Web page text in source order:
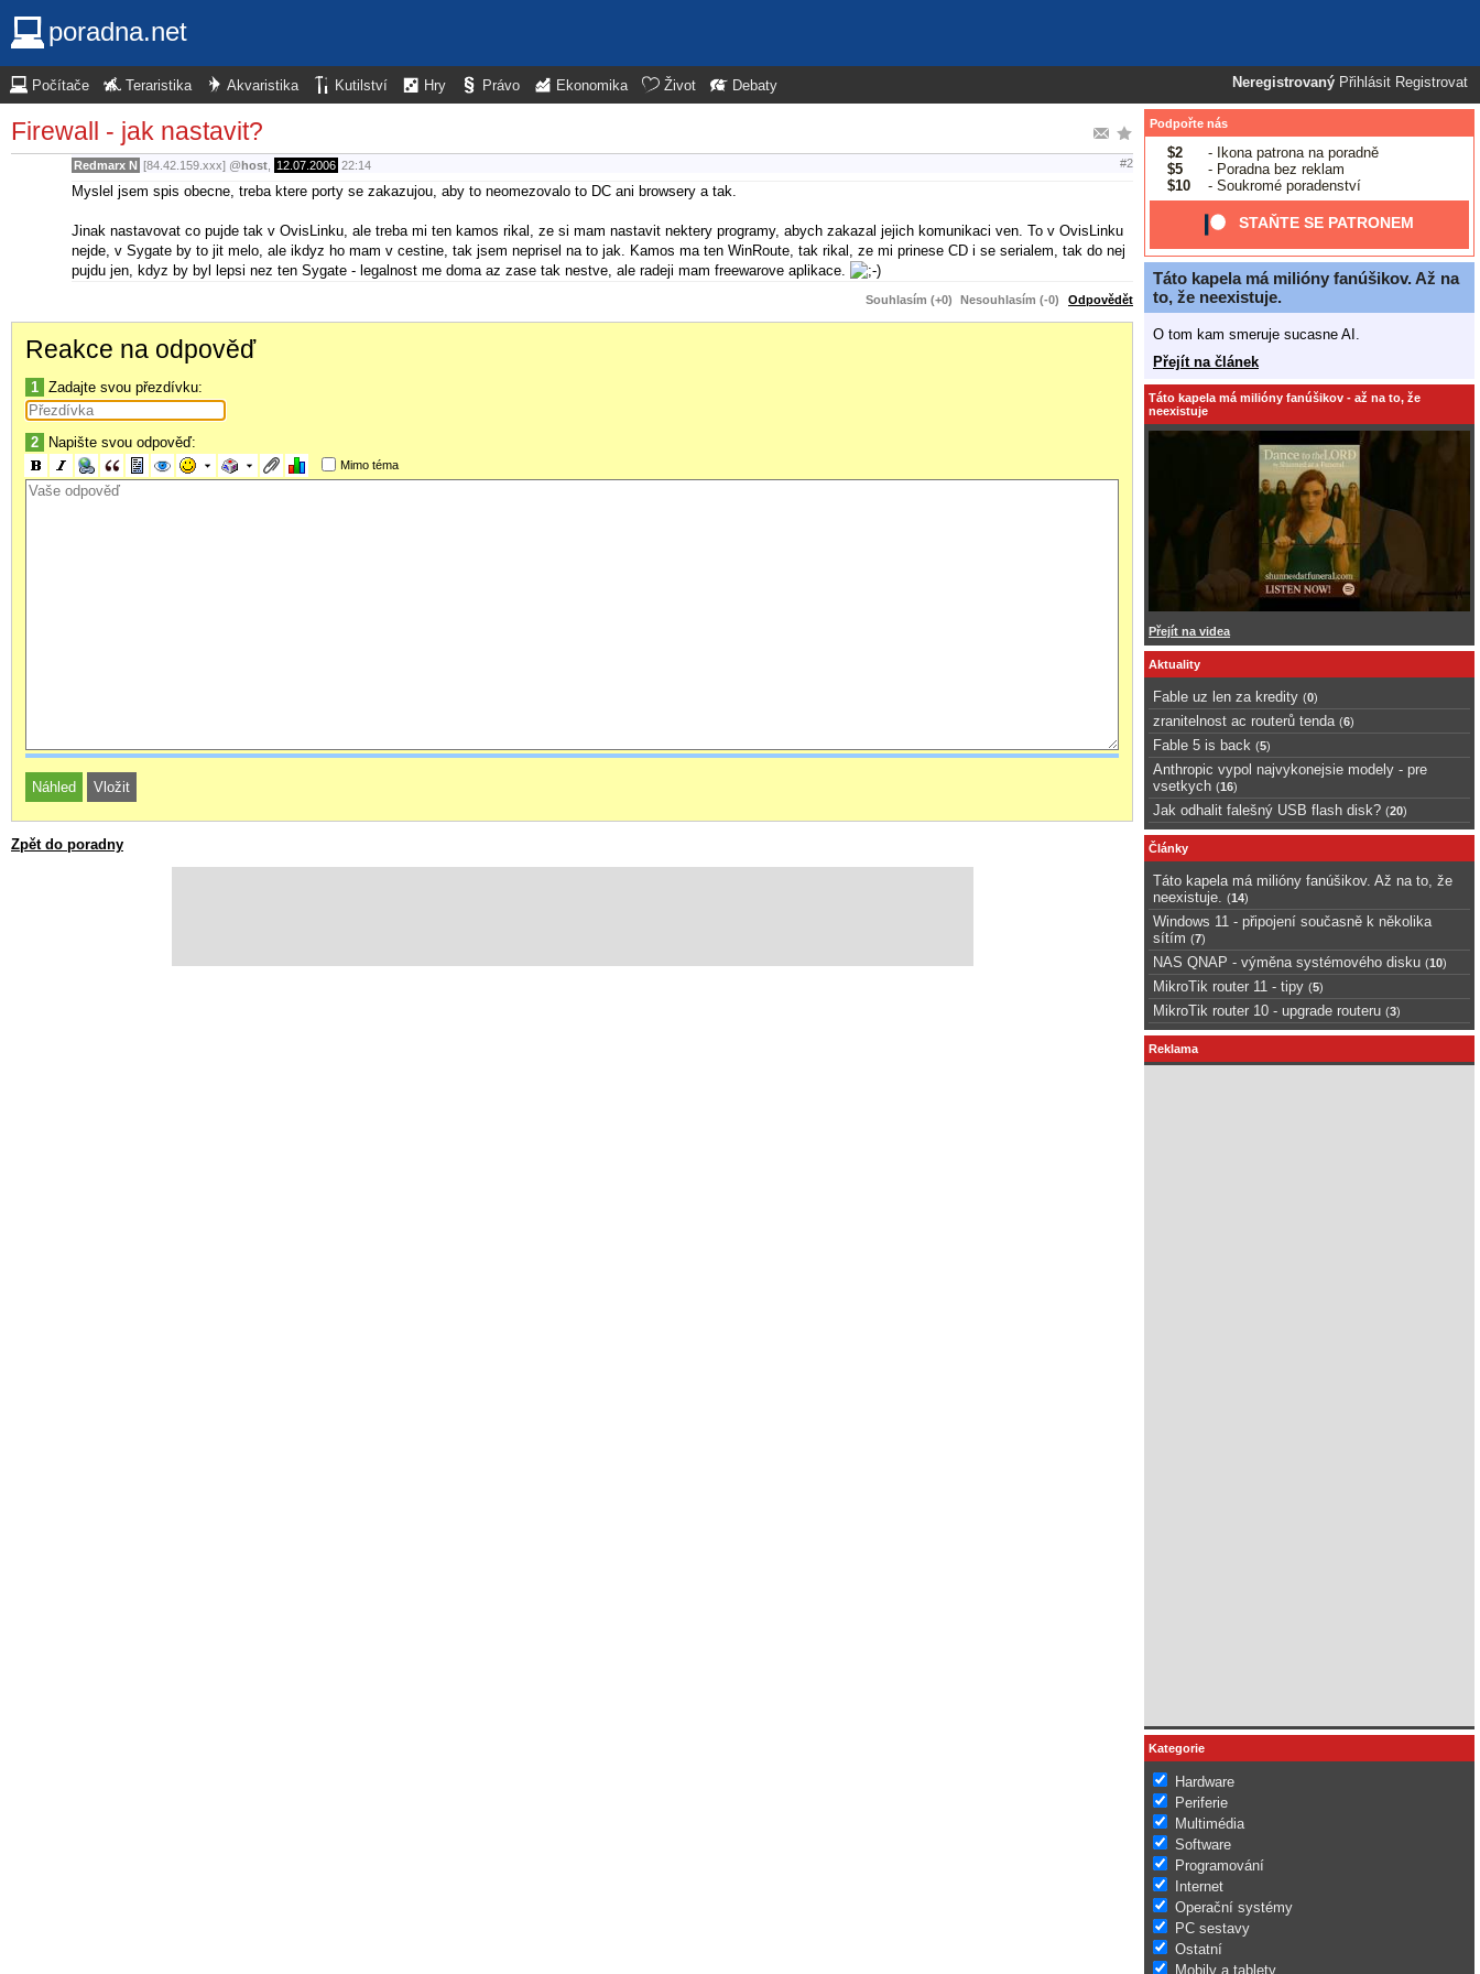
poradna.net
Neregistrovaný Přihlásit Registrovat
Počítače Teraristika Akvaristika Kutilství Hry Právo Ekonomika Život Debaty
Firewall - jak nastavit?
Redmarx N [84.42.159.xxx] @host 12.07.2006 22:14 #2
Myslel jsem spis obecne, treba ktere porty se zakazujou, aby to neomezovalo to DC ani browsery a tak.
Jinak nastavovat co pujde tak v OvisLinku, ale treba mi ten kamos rikal, ze si mam nastavit nektery programy, abych zakazal jejich komunikaci ven. To v OvisLinku
nejde, v Sygate by to jit melo, ale ikdyz ho mam v cestine, tak jsem neprisel na to jak. Kamos ma ten WinRoute, tak rikal, ze mi prinese CD i se serialem, tak do nej
pujdu jen, kdyz by byl lepsi nez ten Sygate - legalnost me doma az zase tak nestve, ale radeji mam freewarove aplikace.
Souhlasím (+0) Nesouhlasím (-0) Odpovědět
Reakce na odpověď
1 Zadajte svou přezdívku:
2 Napište svou odpověď:
Mimo téma
Zpět do poradny
Podpořte nás
$2
- Ikona patrona na poradně
$5
- Poradna bez reklam
$10
- Soukromé poradenství
STAŇTE SE PATRONEM
Táto kapela má milióny fanúšikov. Až na
to, že neexistuje.
O tom kam smeruje sucasne AI.
Přejít na článek
Táto kapela má milióny fanúšikov - až na to, že
neexistuje
Přejít na videa
Aktuality
Fable uz len za kredity (0)
zranitelnost ac routerů tenda (6)
Fable 5 is back (5)
Anthropic vypol najvykonejsie modely - pre
vsetkych (16)
Jak odhalit falešný USB flash disk? (20)
Články
Táto kapela má milióny fanúšikov. Až na to, že
neexistuje.
(14)
Windows 11 - připojení současně k několika
sítím (7)
NAS QNAP - výměna systémového disku (10)
MikroTik router 11 - tipy (5)
MikroTik router 10 - upgrade routeru (3)
Reklama
Kategorie
Hardware
Periferie
Multimédia
Software
Programování
Internet
Operační systémy
PC sestavy
Ostatní
Mobily a tablety